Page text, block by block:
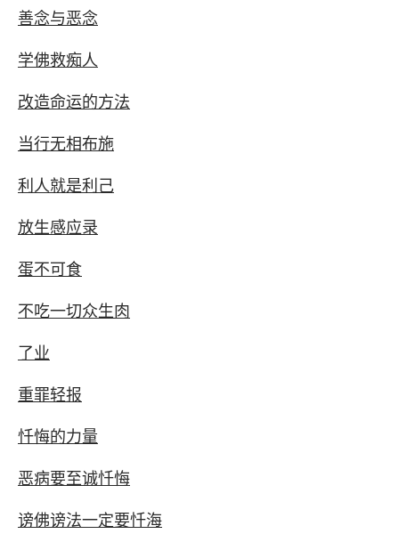
善念与恶念
学佛救痴人
改造命运的方法
当行无相布施
利人就是利己
放生感应录
蛋不可食
不吃一切众生肉
了业
重罪轻报
忏悔的力量
恶病要至诚忏悔
谤佛谤法一定要忏海